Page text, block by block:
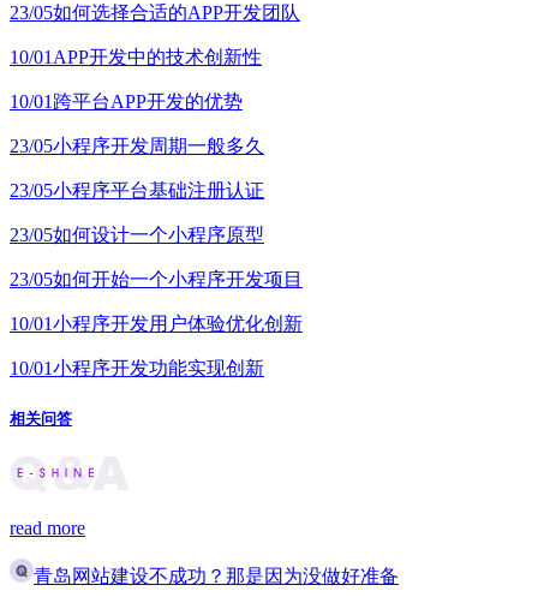
23/05如何选择合适的APP开发团队
10/01 APP开发中的技术创新性
10/01 跨平台APP开发的优势
23/05小程序开发周期一般多久
23/05小程序平台基础注册认证
23/05如何设计一个小程序原型
23/05如何开始一个小程序开发项目
10/01小程序开发用户体验优化创新
10/01小程序开发功能实现创新
相关问答
read more
青岛网站建设不成功？那是因为没做好准备